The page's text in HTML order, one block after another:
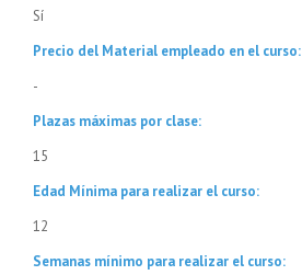
Sí
Precio del Material empleado en el curso:
-
Plazas máximas por clase:
15
Edad Mínima para realizar el curso:
12
Semanas mínimo para realizar el curso: